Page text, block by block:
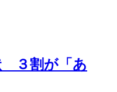
３割が「あ